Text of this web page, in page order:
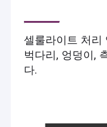
셀룰라이트 처리
벅다리, 엉덩이,
다.